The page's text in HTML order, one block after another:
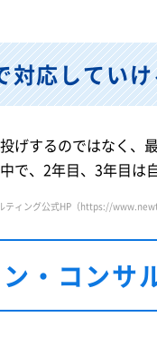
対応してい
げするのではなく、
で、2年目、3年目は
ティング公式HP（https://
・コンサ